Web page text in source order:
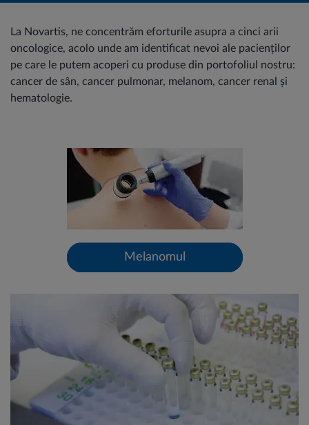
La Novartis, ne concentrăm eforturile asupra a cinci arii
oncologice, acolo unde am identificat nevoi ale pacienților
pe care le putem acoperi cu produse din portofoliul nostru:
cancer de sân, cancer pulmonar, melanom, cancer renal și
hematologie.
Melanomul